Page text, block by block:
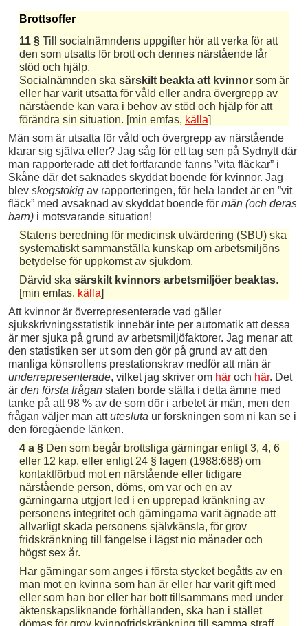
Brottsoffer
11 §Till socialnämndens uppgifter hör att verka för att
den som utsatts för brott och dennes närstående får
stöd och hjälp.
Socialnämnden ska särskilt beakta att kvinnorsom är
eller har varit utsatta för våld eller andra övergrepp av
närstående kan vara i behov av stöd och hjälp för att
förändra sin situation. [min emfas, källa]
Män som är utsatta för våld och övergrepp av närstående
klarar sig själva eller? Jag såg för ett tag sen på Sydnytt där
man rapporterade att det fortfarande fanns ”vita fläckar” i
Skåne där det saknades skyddat boende för kvinnor. Jag
blev skogstokig av rapporteringen, för hela landet är en ”vit
fläck” med avsaknad av skyddat boende för män (och deras
barn) i motsvarande situation!
Statens beredning för medicinsk utvärdering (SBU) ska
systematiskt sammanställa kunskap om arbetsmiljöns
betydelse för uppkomst av sjukdom.
Därvid ska särskilt kvinnors arbetsmiljöer beaktas.
[min emfas, källa]
Att kvinnor är överrepresenterade vad gäller
sjukskrivningsstatistik innebär inte per automatik att dessa
är mer sjuka på grund av arbetsmiljöfaktorer. Jag menar att
den statistiken ser ut som den gör på grund av att den
manliga könsrollens prestationskrav medför att män är
underrepresenterade, vilket jag skriver om här och här. Det
är den första frågan staten borde ställa i detta ämne med
tanke på att 98 % av de som dör i arbetet är män, men den
frågan väljer man attutesluta ur forskningen som ni kan se i
den föregående länken.
4 a §Den som begår brottsliga gärningar enligt 3, 4, 6
eller 12 kap. eller enligt 24 § lagen (1988:688) om
kontaktförbud mot en närstående eller tidigare
närstående person, döms, om var och en av
gärningarna utgjort led i en upprepad kränkning av
personens integritet och gärningarna varit ägnade att
allvarligt skada personens självkänsla, för grov
fridskränkning till fängelse i lägst nio månader och
högst sex år.
Har gärningar som anges i första stycket begåtts av en
man mot en kvinna som han är eller har varit gift med
eller som han bor eller har bott tillsammans med under
äktenskapsliknande förhållanden, ska han i stället
dömas för grov kvinnofridskränkning till samma straff.